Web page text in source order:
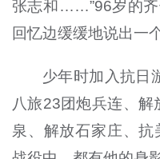
张志和……”96岁的齐
回忆边缓缓地说出一
少年时加入抗日
八旅23团炮兵连、
泉、解放石家庄、